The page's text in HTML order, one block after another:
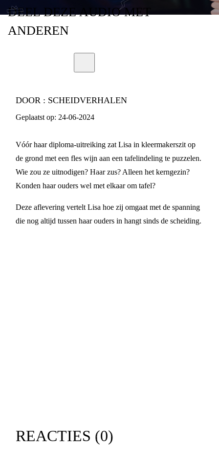
DEELDEZE AUDIOMET
ANDEREN
DOOR : SCHEIDVERHALEN
Geplaatst op: 24-06-2024
Vóór haar diploma-uitreiking zat Lisa in kleermakerszit op
de grond met een fles wijn aan een tafelindeling te puzzelen.
Wie zou ze uitnodigen? Haar zus? Alleen het kerngezin?
Konden haar ouders wel met elkaar om tafel?
Deze aflevering vertelt Lisa hoe zij omgaat met de spanning
die nog altijd tussen haar ouders in hangt sinds de scheiding.
REACTIES (0)